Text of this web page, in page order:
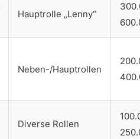
Hauptrolle „Lenny“
Neben-/Hauptrollen
Diverse Rollen